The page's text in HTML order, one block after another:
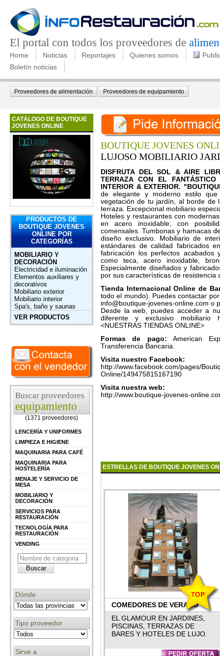
El portal con todos los proveedores de
Home Noticias Reportajes Quienes somos
Boletín noticias
Proveedores de alimentación Proveedores de equipamiento
CATÁLOGO DE BOUTIQUE
JOVENES ONLINE
PRODUCTOS DE
BOUTIQUE JOVENES
ONLINE POR
CATEGORÍAS
MOBILIARIO Y
DECORACIÓN
Electricidad e iluminación
Elementos auxiliares y
decorativos
Mobiliario exterior
Mobiliario interior
Spa's, baño y saunas
VER PRODUCTOS
Buscar proveedores
equipamiento
(1371 proveedores)
LENCERÍA Y UNIFORMES
LIMPIEZA E HIGIENE
MAQUINARIA PARA CAFÉ
MAQUINARIA PARA
HOSTELERÍA
MENAJE Y SERVICIO DE
MESA
MOBILIARIO Y
DECORACIÓN
SERVICIOS PARA
RESTAURACIÓN
TECNOLOGÍA PARA
RESTAURACIÓN
VENDING
Dónde
Tipo proveedor
Sirve a
BOUTIQUE JOVENES
LUJOSO MOBILIARIO
DISFRUTA DEL SOL & AIRE
TERRAZA CON EL
INTERIOR & EXTERIOR.
de elegante y moderno estilo
vegetación de tu jardín, al borde de
terraza. Excepcional mobiliario
Hoteles y restaurantes con
en acero inoxidable; con
comensales. Tumbonas y hamacas
diseño exclusivo. Mobiliario de
estándares de calidad fabricados
fabricación los perfectos acabados
como teca, acero inoxidable,
Especialmente diseñados y
por sus características de resistencia
Tienda Internacional Online de
todo el mundo). Puedes contactar
info@boutique-jovenes-online.com o
Desde la web, puedes acceder a
diferente y exclusivo mobiliario
<NUESTRAS TIENDAS ONLINE>
Formas de pago: American
Transferencia Bancaria.
Visita nuestro Facebook:
http://www.facebook.com/pages/
Online/149475815167190
Visita nuestra web:
http://www.boutique-jovenes-
ESTRELLAS DE BOUTIQUE JOVENES
COMEDORES DE VERANO
PARA FIESTAS & CENAS.
EL GLAMOUR EN JARDINES,
PISCINAS, TERRAZAS DE
BARES Y HOTELES DE LUJO.